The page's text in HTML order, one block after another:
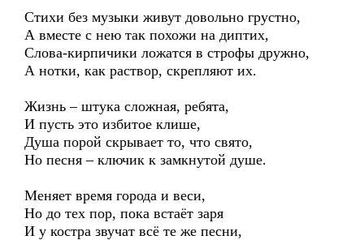
Стихи без музыки живут довольно грустно,
А вместе с нею так похожи на диптих,
Слова-кирпичики ложатся в строфы дружно,
А нотки, как раствор, скрепляют их.
Жизнь – штука сложная, ребята,
И пусть это избитое клише,
Душа порой скрывает то, что свято,
Но песня – ключик к замкнутой душе.
Меняет время города и веси,
Но до тех пор, пока встаёт заря
И у костра звучат всё те же песни,